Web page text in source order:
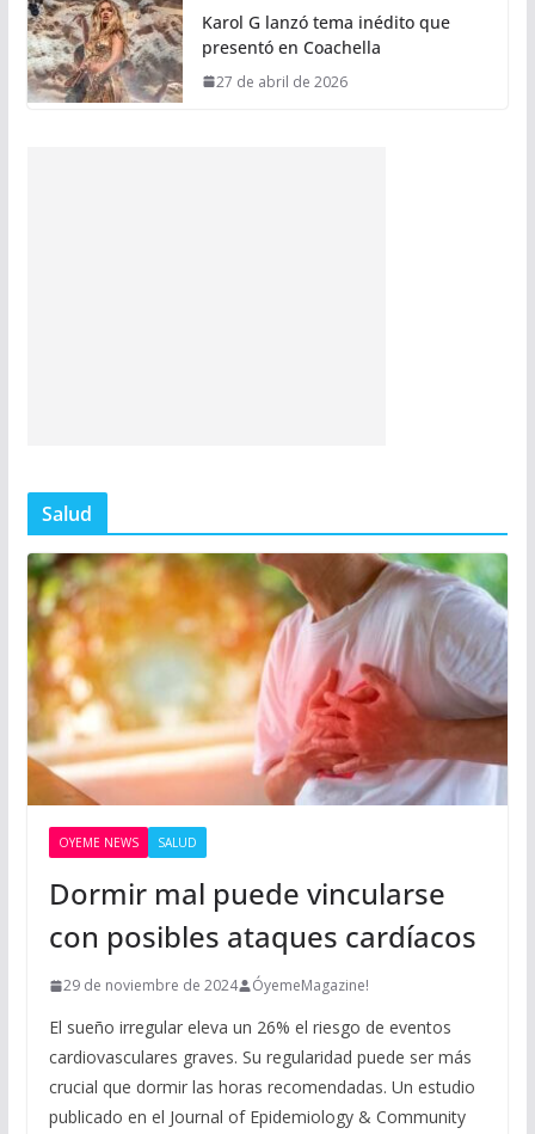
Karol G lanzó tema inédito que
presentó en Coachella
27 de abril de 2026
Salud
OYEME NEWS SALUD
Dormir mal puede vincularse
con posibles ataques cardíacos
29 de noviembre de 2024 ÓyemeMagazine!
El sueño irregular eleva un 26% el riesgo de eventos
cardiovasculares graves. Su regularidad puede ser más
crucial que dormir las horas recomendadas. Un estudio
publicado en el Journal of Epidemiology & Community